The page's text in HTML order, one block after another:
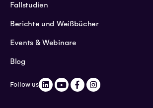
Fallstudien
Berichte und Weißbücher
Events & Webinare
Blog
Follow us